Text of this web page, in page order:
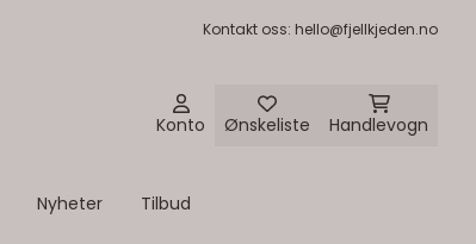
Kontakt oss: hello@fjellkjeden.no
Konto Ønskeliste Handlevogn
Nyheter Tilbud